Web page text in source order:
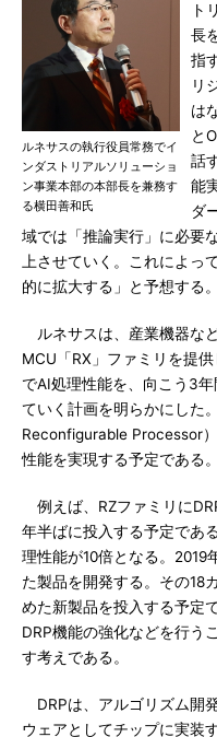
ルネサスの執行役員常務でイ
ンダストリアルソリューショ
ン事業本部の本部長を兼務す
る横田善和氏
ト
長
指
リ
は
と
話
能
ダ
域では「推論実行」に必要
上させていく。これによっ
的に拡大する」と予想する。
ルネサスは、産業機器な
MCU「RX」ファミリを提
でAI処理性能を、向こう3
ていく計画を明らかにした
Reconfigurable Processor
性能を実現する予定である。
例えば、RZファミリに
年半ばに投入する予定であ
理性能が10倍となる。2019
た製品を開発する。その18
めた新製品を投入する予定
DRP機能の強化などを行う
す考えである。
DRPは、アルゴリズム開
ウェアとしてチップに実装